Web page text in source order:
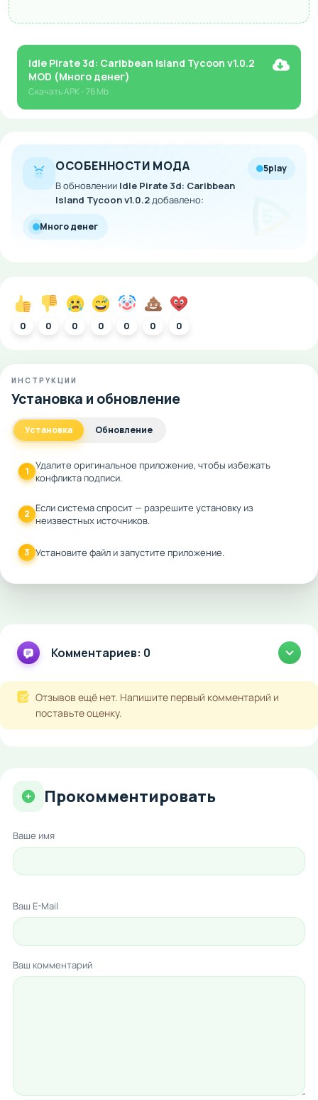
Idle Pirate 3d: Caribbean Island Tycoon v1.0.2
MOD (Много денег)
СкачатьAPK- 76 Mb
ОСОБЕННОСТИ МОДА
В обновлении Idle Pirate 3d: Caribbean
Island Tycoon v1.0.2добавлено:
5play
Много денег
0 0 0 0 0 0 0
ИНСТРУКЦИИ
Установка и обновление
Установка Обновление
1 Удалите оригинальное приложение, чтобы избежать
конфликта подписи.
2 Если система спросит — разрешите установку из
неизвестных источников.
3 Установите файл и запустите приложение.
Комментариев: 0
Отзывов ещё нет. Напишите первый комментарий и
поставьте оценку.
Прокомментировать
Ваше имя
Ваш E-Mail
Ваш комментарий